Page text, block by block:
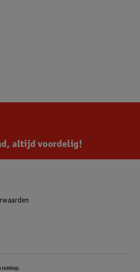
altijd voordelig!